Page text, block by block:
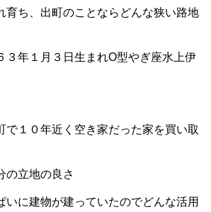
育ち、出町のことならどんな狭い路地
３年１月３日生まれO型やぎ座水上伊
で１０年近く空き家だった家を買い取
の立地の良さ
いに建物が建っていたのでどんな活用